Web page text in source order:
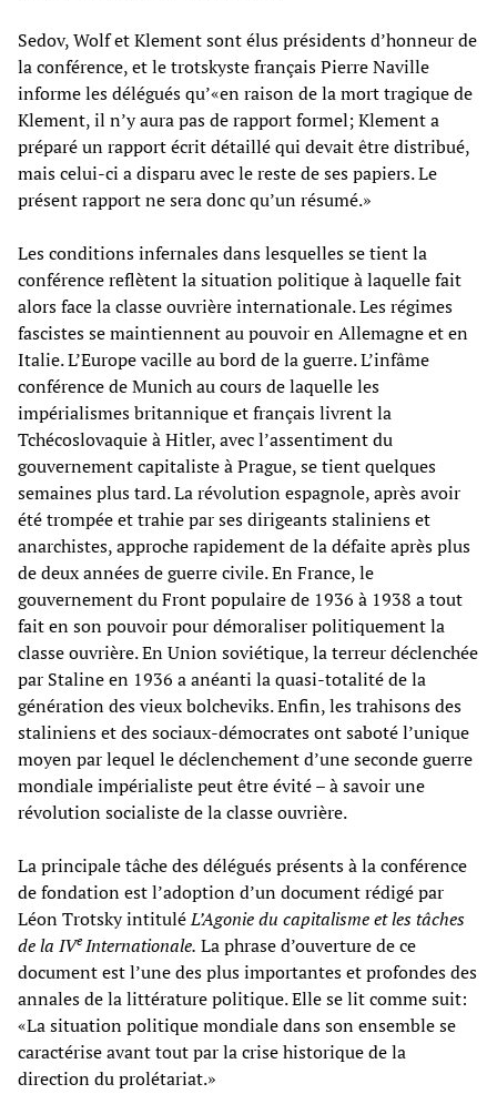
Sedov, Wolf et Klement sont élus présidents d’honneur de
la conférence, et le trotskyste français Pierre Naville
informe les délégués qu’«en raison de la mort tragique de
Klement, il n’y aura pas de rapport formel; Klement a
préparé un rapport écrit détaillé qui devait être distribué,
mais celui-ci a disparu avec le reste de ses papiers. Le
présent rapport ne sera donc qu’un résumé.»
Les conditions infernales dans lesquelles se tient la
conférence reflètent la situation politique à laquelle fait
alors face la classe ouvrière internationale. Les régimes
fascistes se maintiennent au pouvoir en Allemagne et en
Italie. L’Europe vacille au bord de la guerre. L’infâme
conférence de Munich au cours de laquelle les
impérialismes britannique et français livrent la
Tchécoslovaquie à Hitler, avec l’assentiment du
gouvernement capitaliste à Prague, se tient quelques
semaines plus tard. La révolution espagnole, après avoir
été trompée et trahie par ses dirigeants staliniens et
anarchistes, approche rapidement de la défaite après plus
de deux années de guerre civile. En France, le
gouvernement du Front populaire de 1936 à 1938 a tout
fait en son pouvoir pour démoraliser politiquement la
classe ouvrière. En Union soviétique, la terreur déclenchée
par Staline en 1936 a anéanti la quasi-totalité de la
génération des vieux bolcheviks. Enfin, les trahisons des
staliniens et des sociaux-démocrates ont saboté l’unique
moyen par lequel le déclenchement d’une seconde guerre
mondiale impérialiste peut être évité – à savoir une
révolution socialiste de la classe ouvrière.
La principale tâche des délégués présents à la conférence
de fondation est l’adoption d’un document rédigé par
Léon Trotsky intituléL’Agonie du capitalisme et les tâches
de la IVeInternationale. La phrase d’ouverture de ce
document est l’une des plus importantes et profondes des
annales de la littérature politique. Elle se lit comme suit:
«La situation politique mondiale dans son ensemble se
caractérise avant tout par la crise historique de la
direction du prolétariat.»